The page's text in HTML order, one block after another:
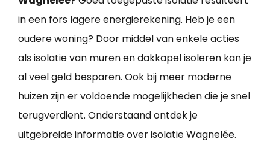
in een fors lagere energierekening. Heb je een
oudere woning? Door middel van enkele acties
als isolatie van muren en dakkapel isoleren kan je
al veel geld besparen. Ook bij meer moderne
huizen zijn er voldoende mogelijkheden die je snel
terugverdient. Onderstaand ontdek je
uitgebreide informatie over isolatie Wagnelée.